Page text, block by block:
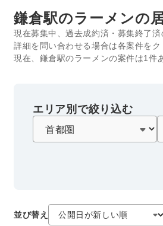
鎌倉駅のラーメンの
現在募集中、過去成約済・募集終了
詳細を問い合わせる場合は各案件を
現在、鎌倉駅のラーメンの案件は1件
エリア別で絞り込む
並び替え